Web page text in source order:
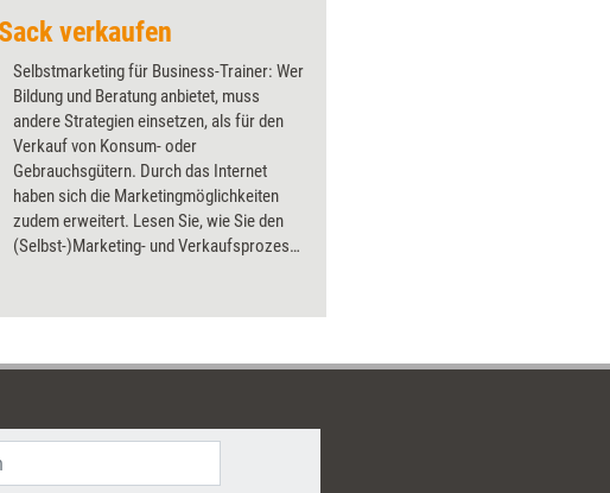
verkaufen
Selbstmarketing für Business-Trainer: Wer
Bildung und Beratung anbietet, muss
andere Strategien einsetzen, als für den
Verkauf von Konsum- oder
Gebrauchsgütern. Durch das Internet
haben sich die Marketingmöglichkeiten
zudem erweitert. Lesen Sie, wie Sie den
(Selbst-)Marketing- und Verkaufsprozess
Sie sich mit System Ihren Markt